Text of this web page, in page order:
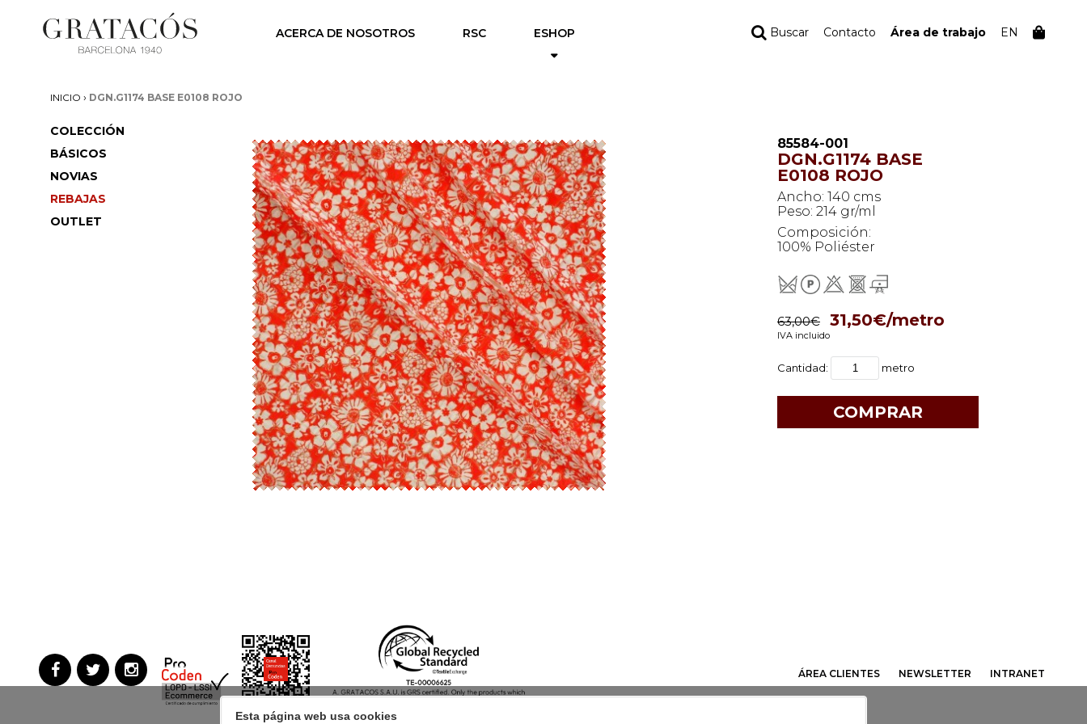
ACERCA DE NOSOTROS RSC ESHOP Buscar Contacto Área de trabajo EN
INICIO › DGN.G1174 BASE E0108 ROJO
COLECCIÓN
BÁSICOS
NOVIAS
REBAJAS
OUTLET
85584-001
DGN.G1174 BASE
E0108 ROJO
Ancho: 140 cms
Peso: 214 gr/ml
Composición:
100% Poliéster
63,00€ 31,50€/metro
IVA incluido
Cantidad: metro
ÁREA CLIENTES NEWSLETTER INTRANET
Esta página web usa cookies